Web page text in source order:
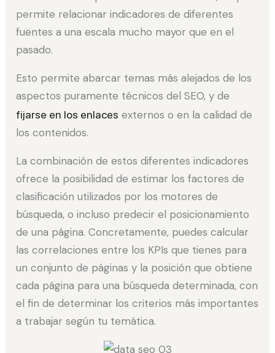
permite relacionar indicadores de diferentes
fuentes a una escala mucho mayor que en el
pasado.
Esto permite abarcar temas más alejados de los
aspectos puramente técnicos del SEO, y de
fijarse en los enlaces externos o en la calidad de
los contenidos.
La combinación de estos diferentes indicadores
ofrece la posibilidad de estimar los factores de
clasificación utilizados por los motores de
búsqueda, o incluso predecir el posicionamiento
de una página. Concretamente, puedes calcular
las correlaciones entre los KPIs que tienes para
un conjunto de páginas y la posición que obtiene
cada página para una búsqueda determinada, con
el fin de determinar los criterios más importantes
a trabajar según tu temática.